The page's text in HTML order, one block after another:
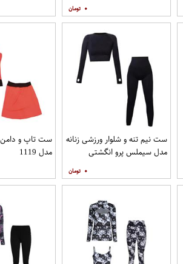
۰
ست نیم تنه و شلوار ورزشی زنانه
مدل سیملس پرو انگشتی
۰
ست تاپ و دامن
مدل 1119